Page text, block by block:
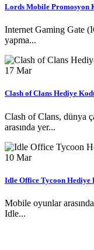
Lords Mobile Promosyon
Internet Gaming Gate
yapma...
17 Mar
Clash of Clans Hediye
Clash of Clans, dünya
arasında yer...
10 Mar
Idle Office Tycoon Hediye
Mobile oyunlar
Idle...